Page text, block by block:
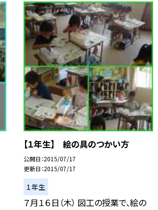
【１年生】 絵の具のつかい方
公開日 2015/07/17
更新日 2015/07/17
１年生
７月１６日（木） 図工の授業で、絵の